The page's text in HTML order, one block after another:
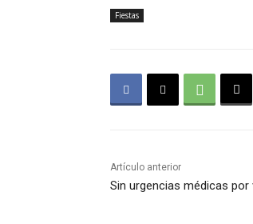
Fiestas
Artículo anterior
Sin urgencias médicas por